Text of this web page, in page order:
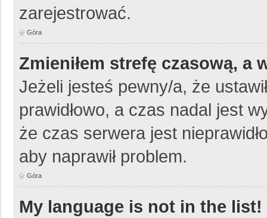
zarejestrować.
Góra
Zmieniłem strefę czasową, a
Jeżeli jesteś pewny/a, że
prawidłowo, a czas nadal jest
że czas serwera jest
aby naprawił problem.
Góra
My language is not in the list!